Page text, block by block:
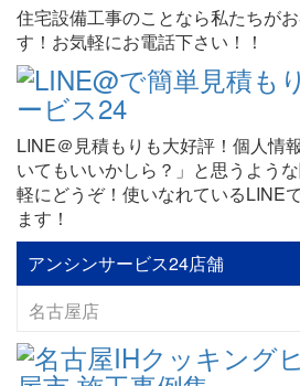
住宅設備工事のことなら私たちが
す！お気軽にお電話下さい！！
LINE＠見積もりも大好評！個人情
いてもいいかしら？」と思うよう
軽にどうぞ！使いなれているLINE
ます！
アンシンサービス24店舗
名古屋店